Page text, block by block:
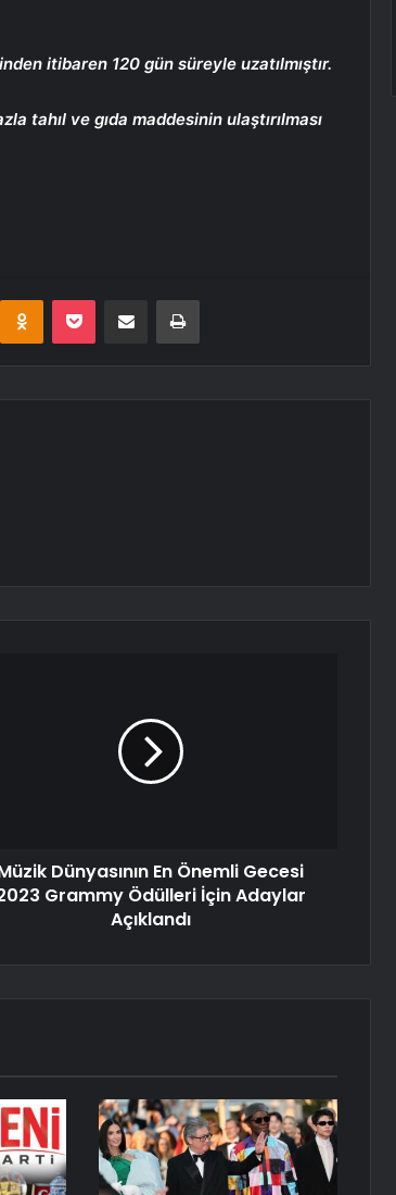
itibaren 120 gün süreyle uzatılmıştır.
tahıl ve gıda maddesinin ulaştırılması
Odnoklassniki
Pocket E-Posta ile paylaş Yazdır
Dünyasının En Önemli Gecesi
Grammy Ödülleri İçin Adaylar
Açıklandı